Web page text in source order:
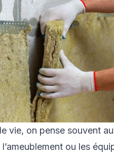
vie, on pense souvent
ou les